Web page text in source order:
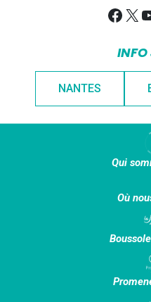
X
INFO
NANTES
Qui
Où